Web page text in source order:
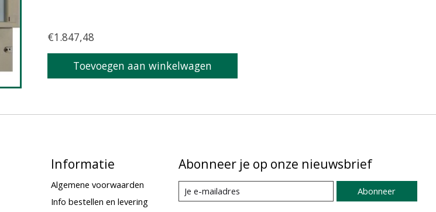
€1.847,48
Toevoegen aan winkelwagen
Informatie
Algemene voorwaarden
Info bestellen en levering
Abonneer je op onze nieuwsbrief
Abonneer